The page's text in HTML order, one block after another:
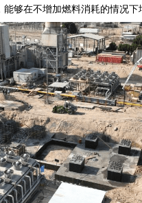
够在不增加燃料消耗的情况下